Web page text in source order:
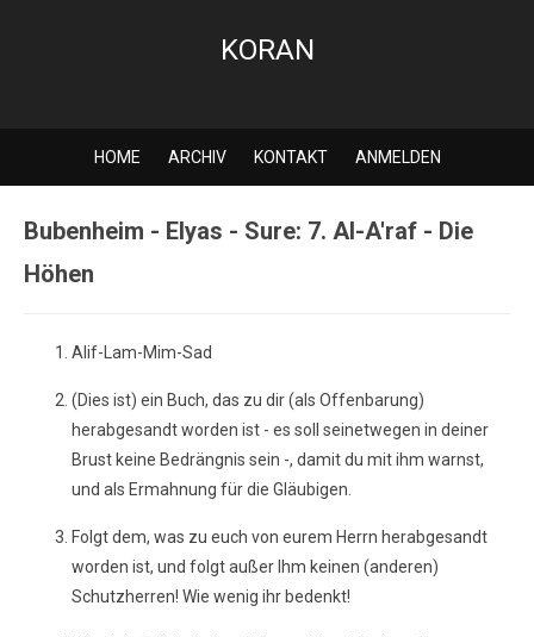
KORAN
HOME ARCHIV KONTAKT ANMELDEN
Bubenheim - Elyas - Sure: 7. Al-A'raf - Die
Höhen
Alif-Lam-Mim-Sad
(Dies ist) ein Buch, das zu dir (als Offenbarung)
herabgesandt worden ist - es soll seinetwegen in deiner
Brust keine Bedrängnis sein -, damit du mit ihm warnst,
und als Ermahnung für die Gläubigen.
Folgt dem, was zu euch von eurem Herrn herabgesandt
worden ist, und folgt außer Ihm keinen (anderen)
Schutzherren! Wie wenig ihr bedenkt!